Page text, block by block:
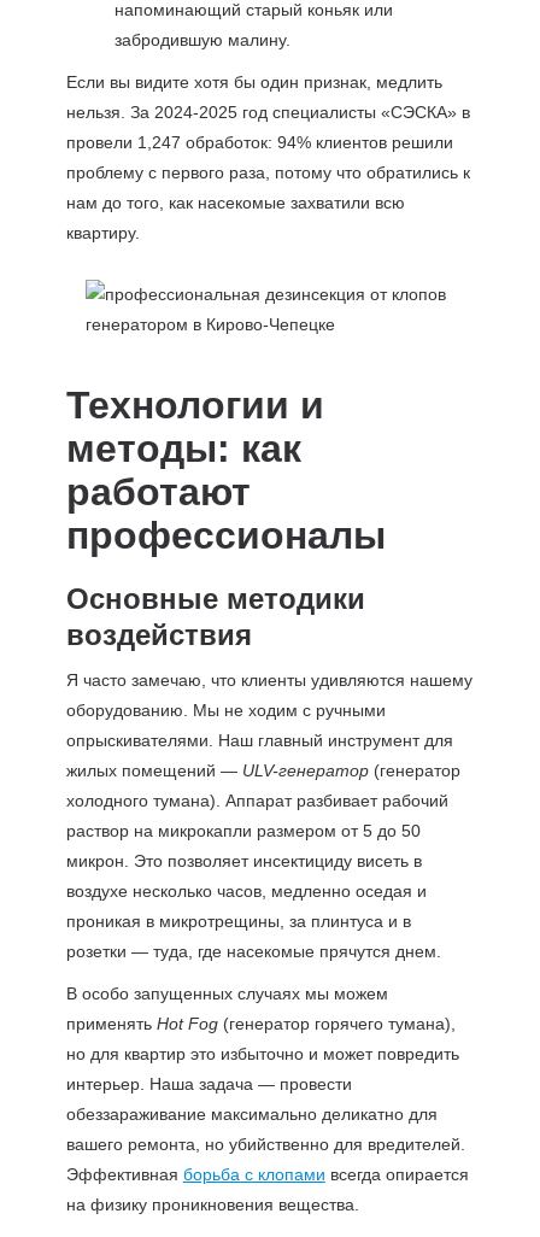
напоминающий старый коньяк или
забродившую малину.
Если вы видите хотя бы один признак, медлить
нельзя. За 2024-2025 год специалисты «СЭСКА» в
провели 1,247 обработок: 94% клиентов решили
проблему с первого раза, потому что обратились к
нам до того, как насекомые захватили всю
квартиру.
Технологии и
методы: как
работают
профессионалы
Основные методики
воздействия
Я часто замечаю, что клиенты удивляются нашему
оборудованию. Мы не ходим с ручными
опрыскивателями. Наш главный инструмент для
жилых помещений — ULV-генератор(генератор
холодного тумана). Аппарат разбивает рабочий
раствор на микрокапли размером от 5 до 50
микрон. Это позволяет инсектициду висеть в
воздухе несколько часов, медленно оседая и
проникая в микротрещины, за плинтуса и в
розетки — туда, где насекомые прячутся днем.
В особо запущенных случаях мы можем
применять Hot Fog(генератор горячего тумана),
но для квартир это избыточно и может повредить
интерьер. Наша задача — провести
обеззараживание максимально деликатно для
вашего ремонта, но убийственно для вредителей.
Эффективная борьба с клопами всегда опирается
на физику проникновения вещества.